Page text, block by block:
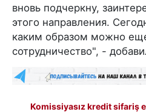
вновь подчеркну,
этого направления.
каким образом можно
сотрудничество", -
Komissiyasız kredit sifariş